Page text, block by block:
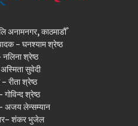
अनामनगर, काठमाडौँ
- घनश्याम श्रेष्ठ
श्रेष्ठ
सुवेदी
- रीता श्रेष्ठ
गोविन्द श्रेष्ठ
अजय लेन्सम्यान
शंकर भुजेल